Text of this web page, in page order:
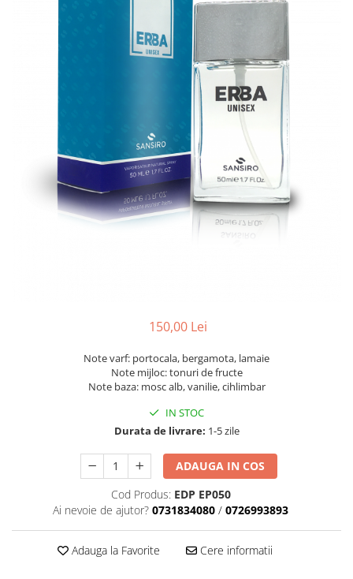
150,00 Lei
Note varf: portocala, bergamota, lamaie
Note mijloc: tonuri de fructe
Note baza: mosc alb, vanilie, cihlimbar
IN STOC
Durata de livrare: 1-5 zile
ADAUGA IN COS
Cod Produs: EDP EP050
Ai nevoie de ajutor? 0731834080 / 0726993893
Adauga la Favorite Cere informatii